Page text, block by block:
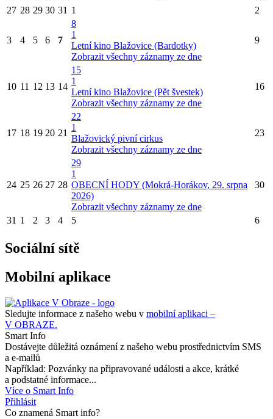
27 28 29 30 31 1 2
3 4 5 6 7
8
1
Letní kino Blažovice (Bardotky)
Zobrazit všechny záznamy ze dne
9
10 11 12 13 14
15
1
Letní kino Blažovice (Pět švestek)
Zobrazit všechny záznamy ze dne
16
17 18 19 20 21
22
1
Blažovický pivní cirkus
Zobrazit všechny záznamy ze dne
23
24 25 26 27 28
29
1
OBECNÍ HODY (Mokrá-Horákov, 29. srpna
2026)
Zobrazit všechny záznamy ze dne
30
31 1 2 3 4 5 6
Sociální sítě
Mobilní aplikace
Sledujte informace z našeho webu v mobilní aplikaci –
V OBRAZE.
Smart Info
Dostávejte důležitá oznámení z našeho webu prostřednictvím SMS
a e-mailů
Například: Pozvánky na připravované události a akce, krátké
a podstatné informace...
Více o Smart Info
Přihlásit
Co znamená Smart info?